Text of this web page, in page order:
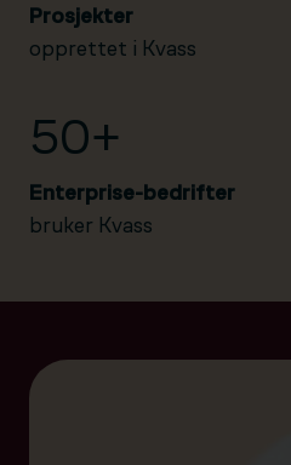
Prosjekter
opprettet i Kvass
50+
Enterprise-bedrifter
bruker Kvass